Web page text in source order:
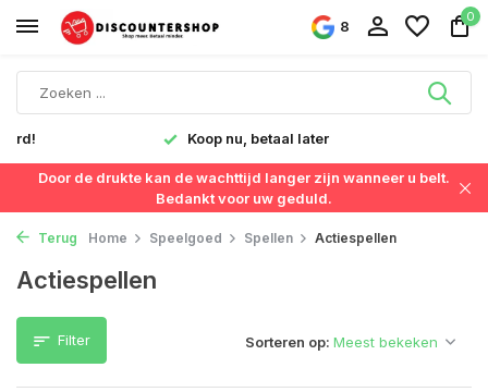
8
0
Koop nu, betaal later
Door de drukte kan de wachttijd langer zijn wanneer u belt.
Bedankt voor uw geduld.
Terug Home Speelgoed Spellen Actiespellen
Actiespellen
Filter Sorteren op: